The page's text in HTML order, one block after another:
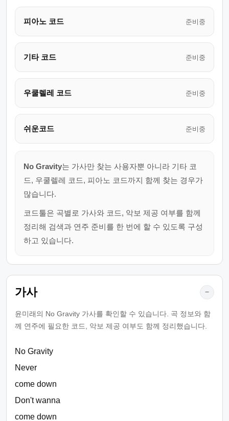
피아노 코드 준비중
기타 코드 준비중
우쿨렐레 코드 준비중
쉬운코드 준비중
No Gravity는 가사만 찾는 사용자뿐 아니라 기타 코
드, 우쿨렐레 코드, 피아노 코드까지 함께 찾는 경우가
많습니다.
코드툴은 곡별로 가사와 코드, 악보 제공 여부를 함께
정리해 검색과 연주 준비를 한 번에 할 수 있도록 구성
하고 있습니다.
가사 −
윤미래의 No Gravity 가사를 확인할 수 있습니다. 곡 정보와 함
께 연주에 필요한 코드, 악보 제공 여부도 함께 정리했습니다.
No Gravity
Never
come down
Don't wanna
come down